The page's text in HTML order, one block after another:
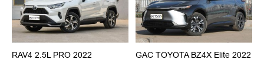
RAV4 2.5L PRO 2022 GAC TOYOTA BZ4X Elite 2022